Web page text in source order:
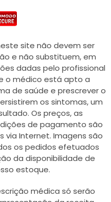
site não devem ser
e não substituem, em
dadas pelo profissional
o médico está apto a
de saúde e prescrever o
os sintomas, um
Os preços, as
de pagamento são
via Internet. Imagens são
os pedidos efetuados
da disponibilidade de
estoque.
médica só serão